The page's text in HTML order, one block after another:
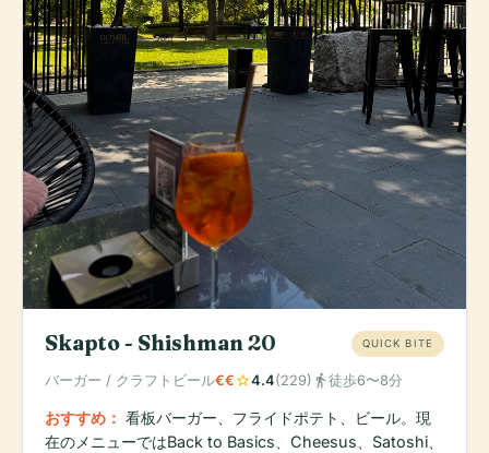
Skapto - Shishman 20 QUICK BITE
バーガー / クラフトビール€€star4.4(229) directions_walk 徒歩6〜8分
おすすめ： 看板バーガー、フライドポテト、ビール。現
在のメニューではBack to Basics、Cheesus、Satoshi、